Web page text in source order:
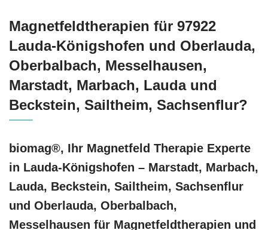
Magnetfeldtherapien für 97922
Lauda-Königshofen und Oberlauda,
Oberbalbach, Messelhausen,
Marstadt, Marbach, Lauda und
Beckstein, Sailtheim, Sachsenflur?
biomag®, Ihr Magnetfeld Therapie Experte
in Lauda-Königshofen – Marstadt, Marbach,
Lauda, Beckstein, Sailtheim, Sachsenflur
und Oberlauda, Oberbalbach,
Messelhausen für Magnetfeldtherapien und